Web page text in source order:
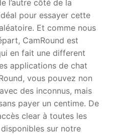
l’autre côté de la
pour essayer cette
Et comme nous
CamRound est
en fait une different
applications de chat
vous pouvez non
des inconnus, mais
payer un centime. De
clear à toutes les
sur notre